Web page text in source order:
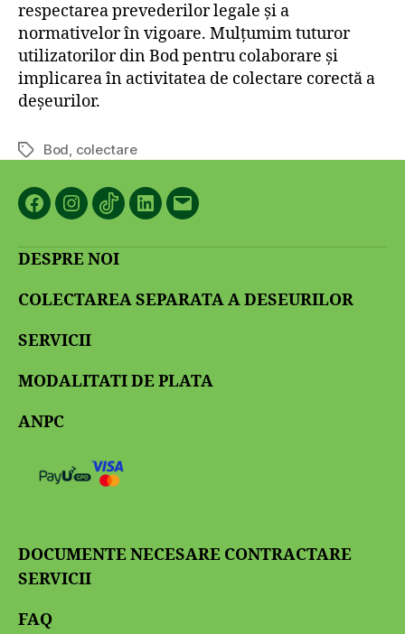
respectarea prevederilor legale și a
normativelor în vigoare. Mulțumim tuturor
utilizatorilor din Bod pentru colaborare și
implicarea în activitatea de colectare corectă a
deșeurilor.
Etichete
Bod, colectare
FacebookInstagram
TikTokLinkedIn
Email
DESPRE NOI
COLECTAREA SEPARATA A DESEURILOR
SERVICII
MODALITATI DE PLATA
ANPC
DOCUMENTE NECESARE CONTRACTARE
SERVICII
FAQ